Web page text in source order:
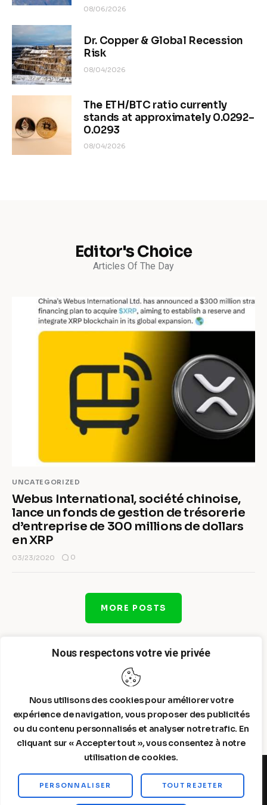
Nous respectons votre vie privée
Nous utilisons des cookies pour améliorer votre
expérience de navigation, vous proposer des publicités
ou du contenu personnalisés et analyser notre trafic. En
cliquant sur « Accepter tout », vous consentez à notre
utilisation de cookies.
PERSONNALISER TOUT REJETER
08/06/2026
Dr. Copper & Global Recession
Risk
08/04/2026
The ETH/BTC ratio currently
stands at approximately 0.0292–
0.0293
08/04/2026
Editor's Choice
Articles Of The Day
UNCATEGORIZED
Webus International, société chinoise,
lance un fonds de gestion de trésorerie
d’entreprise de 300 millions de dollars
en XRP
03/23/2020 0
MORE POSTS